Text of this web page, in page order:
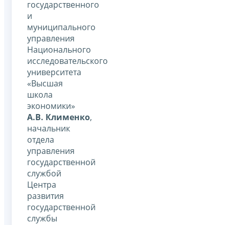
государственного
и
муниципального
управления
Национального
исследовательского
университета
«Высшая
школа
экономики»
А.В. Клименко,
начальник
отдела
управления
государственной
службой
Центра
развития
государственной
службы